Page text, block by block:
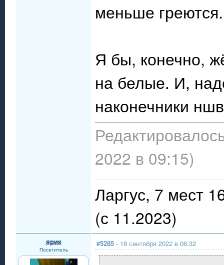
меньше греются.
Я бы, конечно,
на белые. И,
наконечники
2022 в 09:15)
Ларгус, 7 мест
(с 11.2023)
ярик
Посетитель
#5285 - 18 сентября 2022 в 06:32